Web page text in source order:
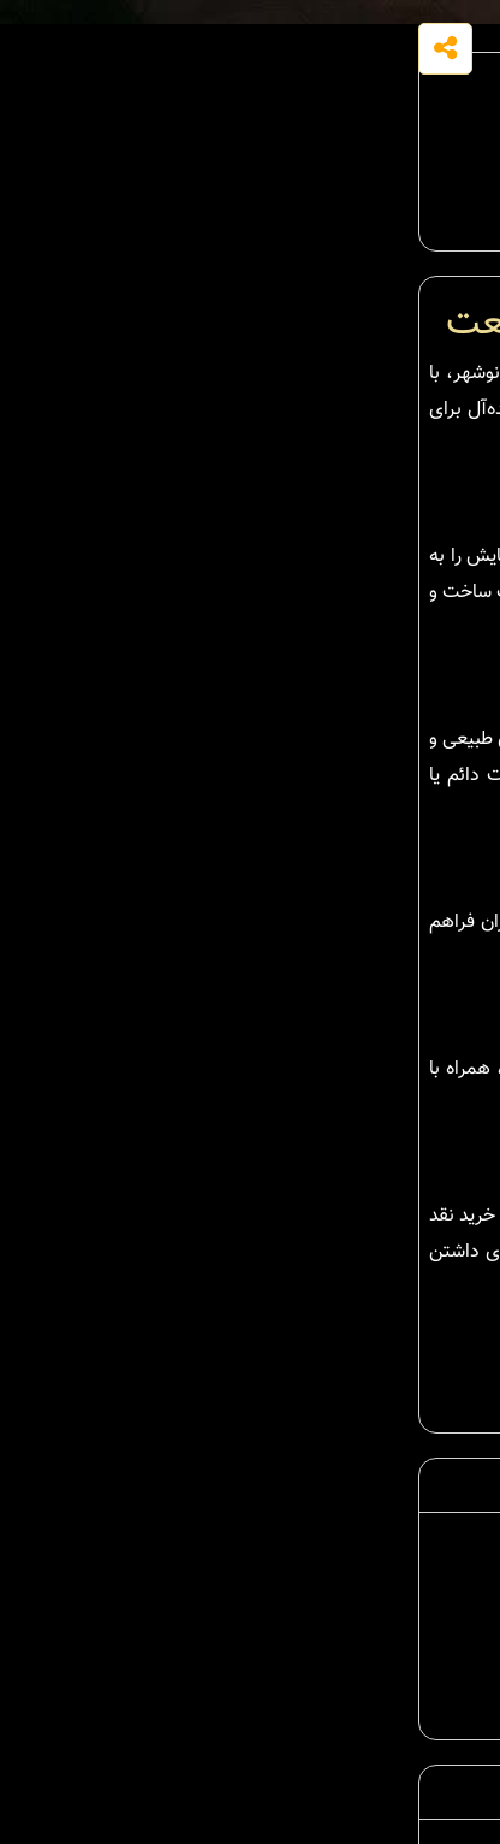
سیسنگان نوشهر، با
برای
را به
ساخت و
طبیعی و
دائم یا
فراهم
با
خرید نقد
داشتن